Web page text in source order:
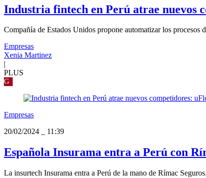
Industria fintech en Perú atrae nuevos
Compañía de Estados Unidos propone automatizar los
Empresas
Xenia Martinez
PLUS
G
Empresas
20/02/2024
11:39
Española Insurama entra a Perú con
La insurtech Insurama entra a Perú de la mano de Rímac